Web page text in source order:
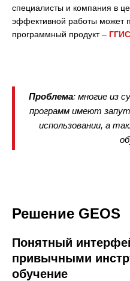
специалисты и компания в
эффективной работы может
программный продукт –
Проблема: многие из
программ имеют
использовании, а
Решение GEOS
Понятный
привычными
обучение